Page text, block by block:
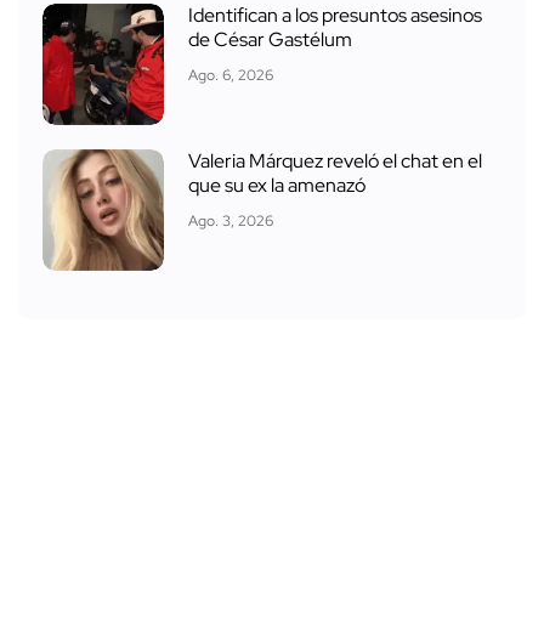
Identifican a los presuntos asesinos
de César Gastélum
Ago. 6, 2026
Valeria Márquez reveló el chat en el
que su ex la amenazó
Ago. 3, 2026